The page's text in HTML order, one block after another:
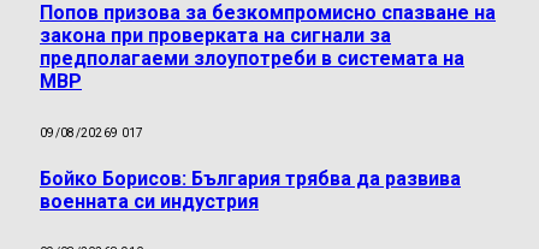
Попов призова за безкомпромисно спазване на
закона при проверката на сигнали за
предполагаеми злоупотреби в системата на
МВР
09/08/20269 017
Бойко Борисов: България трябва да развива
военната си индустрия